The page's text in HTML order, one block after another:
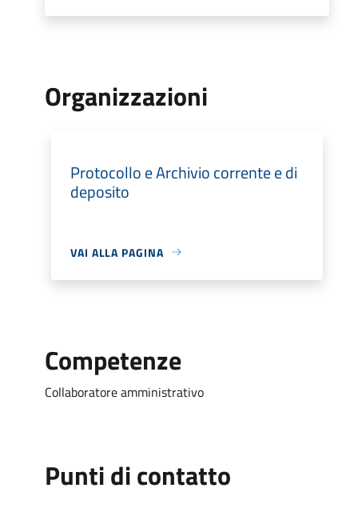
Organizzazioni
Protocollo e Archivio corrente e di
deposito
VAI ALLA PAGINA
Competenze
Collaboratore amministrativo
Punti di contatto